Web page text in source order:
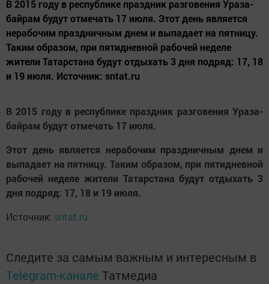
В 2015 году в республике праздник разговения Ураза-
байрам будут отмечать 17 июля. Этот день является
нерабочим праздничным днем и выпадает на пятницу.
Таким образом, при пятидневной рабочей неделе
жители Татарстана будут отдыхать 3 дня подряд: 17, 18
и 19 июля. Источник: sntat.ru
В 2015 году в республике праздник разговения Ураза-
байрам будут отмечать 17 июля.
Этот день является нерабочим праздничным днем и
выпадает на пятницу. Таким образом, при пятидневной
рабочей неделе жители Татарстана будут отдыхать 3
дня подряд: 17, 18 и 19 июля.
Источник: sntat.ru
Следите за самым важным и интересным в
Telegram-канале Татмедиа